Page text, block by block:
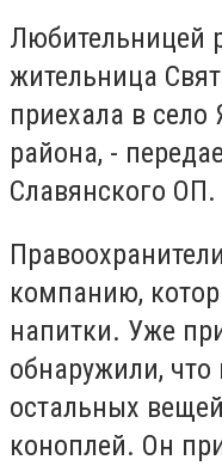
Любительницей
жительница
приехала в
района, -
Славянского ОП.
компанию,
напитки. Уже
обнаружили, что
остальных
коноплей. Он